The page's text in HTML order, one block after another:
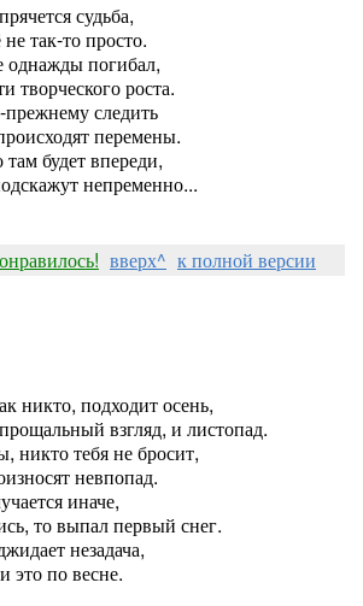
судьба,
так-то просто.
однажды погибал,
творческого роста.
следить
перемены.
будет впереди,
непременно...
вверх^ к полной версии
никто, подходит осень,
взгляд, и листопад.
никто тебя не бросит,
невпопад.
иначе,
то выпал первый снег.
незадача,
это по весне.